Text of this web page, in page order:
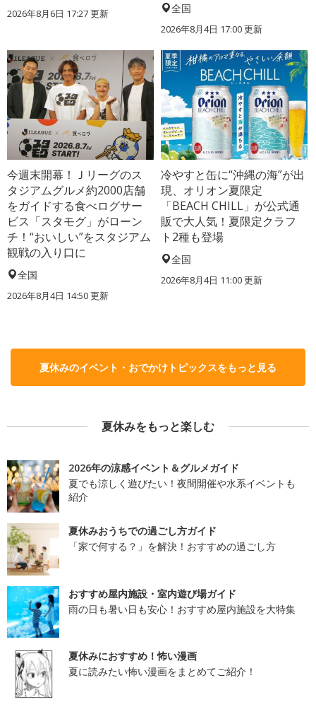
2026年8月6日 17:27更新 全国
2026年8月4日 17:00更新
今週末開幕！Ｊリーグのス
タジアムグルメ約2000店舗
をガイドする食べログサー
ビス「スタモグ」がローン
チ！“おいしい”をスタジアム
観戦の入り口に
全国
2026年8月4日 14:50更新
冷やすと缶に“沖縄の海”が出
現、オリオン夏限定
「BEACH CHILL」が公式通
販で大人気！夏限定クラフ
ト2種も登場
全国
2026年8月4日 11:00更新
夏休みのイベント・おでかけトピックスをもっと見る
夏休みをもっと楽しむ
2026年の涼感イベント＆グルメガイド
夏でも涼しく遊びたい！夜間開催や水系イベントも
紹介
夏休みおうちでの過ごし方ガイド
「家で何する？」を解決！おすすめの過ごし方
おすすめ屋内施設・室内遊び場ガイド
雨の日も暑い日も安心！おすすめ屋内施設を大特集
夏休みにおすすめ！怖い漫画
夏に読みたい怖い漫画をまとめてご紹介！